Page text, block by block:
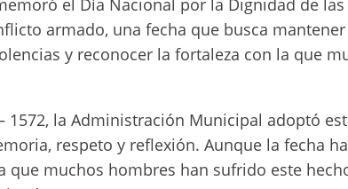
el Día Nacional por la Dignidad de
armado, una fecha que busca
y reconocer la fortaleza con la que
1572, la Administración Municipal adoptó
respeto y reflexión. Aunque la fecha
que muchos hombres han sufrido este